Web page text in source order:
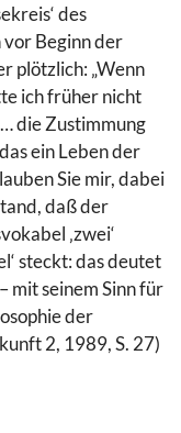
des
vor Beginn der
plötzlich: „Wenn
ich früher nicht
die Zustimmung
ein Leben der
Sie mir, dabei
daß der
‚zwei‘
steckt: das deutet
mit seinem Sinn für
der
2, 1989, S. 27)